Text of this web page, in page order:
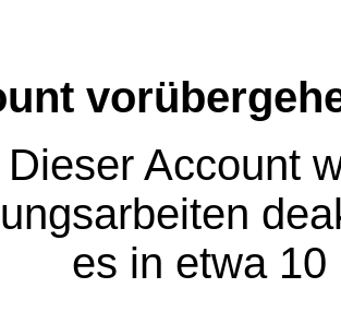
Dieser Account
es in etwa